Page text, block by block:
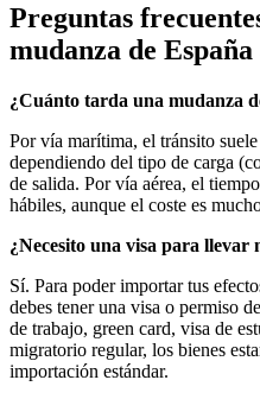
Preguntas
mudanza de
¿Cuánto tarda una mudanza
Por vía marítima, el tránsito
dependiendo del tipo de carga
de salida. Por vía aérea, el
hábiles, aunque el coste es
¿Necesito una visa para llevar
Sí. Para poder importar tus
debes tener una visa o permiso
de trabajo, green card, visa de
migratorio regular, los bienes
importación estándar.